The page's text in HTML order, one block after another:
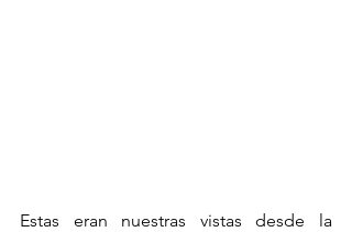
Estas eran nuestras vistas desde la